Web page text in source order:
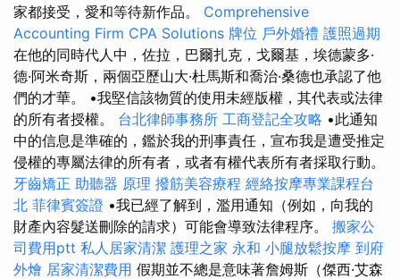
家都接受，愛和等待新作品。 Comprehensive
Accounting Firm CPA Solutions 牌位 戶外婚禮 護照過期
在他的同時代人中，佐拉，巴爾扎克，戈爾基，埃德蒙多·
德·阿米奇斯，兩個亞歷山大·杜馬斯和喬治·桑德也承認了他
們的才華。 •我堅信該物質的使用未經版權，其代表或法律
的所有者授權。 台北律師事務所 工商登記全攻略 •此通知
中的信息是準確的，鑑於我的刑事責任，宣布我是遭受推定
侵權的專屬法律的所有者，或者有權代表所有者採取行動。
牙齒矯正 助聽器 原理 撥筋美容療程 經絡按摩專業課程台
北 菲律賓簽證 •我已經了解到，濫用通知（例如，向我的
財產內容髮送刪除的請求）可能會導致法律程序。 搬家公
司費用ptt 私人居家清潔 護理之家 永和 小腿放鬆按摩 到府
外燴 居家清潔費用 假期並不總是意味著詹姆斯（傑西·艾森